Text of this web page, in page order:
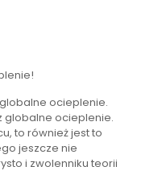
ocieplenie.
globalne ocieplenie.
to również jest to
jeszcze nie
i zwolenniku teorii